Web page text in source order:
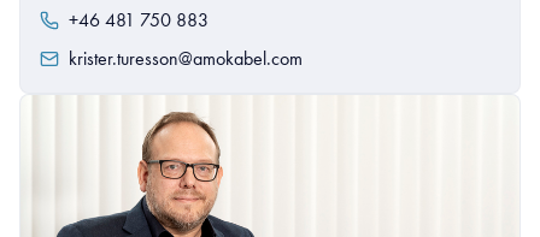
+46 481 750 883
krister.turesson@amokabel.com